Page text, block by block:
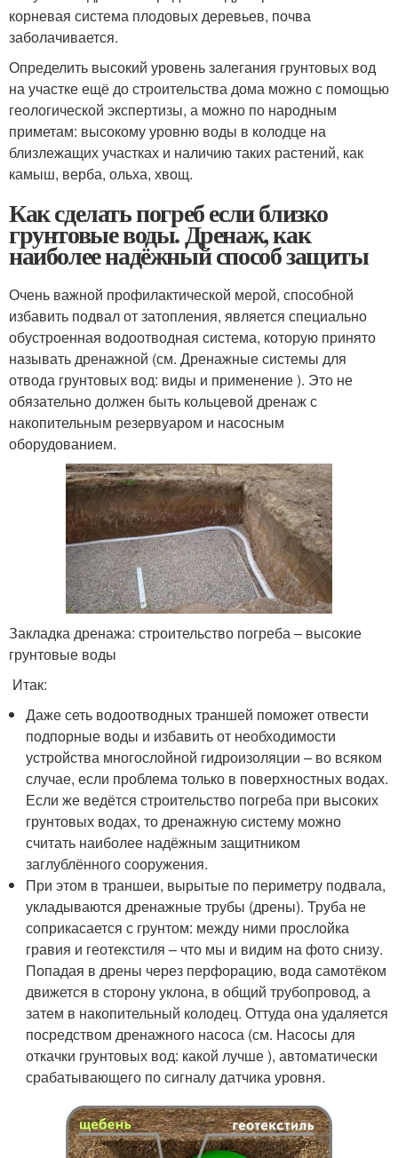
корневая система плодовых деревьев, почва
заболачивается.
Определить высокий уровень залегания грунтовых вод
на участке ещё до строительства дома можно с помощью
геологической экспертизы, а можно по народным
приметам: высокому уровню воды в колодце на
близлежащих участках и наличию таких растений, как
камыш, верба, ольха, хвощ.
Как сделать погреб если близко
грунтовые воды. Дренаж, как
наиболее надёжный способ защиты
Очень важной профилактической мерой, способной
избавить подвал от затопления, является специально
обустроенная водоотводная система, которую принято
называть дренажной (см. Дренажные системы для
отвода грунтовых вод: виды и применение ). Это не
обязательно должен быть кольцевой дренаж с
накопительным резервуаром и насосным
оборудованием.
Закладка дренажа: строительство погреба – высокие
грунтовые воды
Итак:
Даже сеть водоотводных траншей поможет отвести
подпорные воды и избавить от необходимости
устройства многослойной гидроизоляции – во всяком
случае, если проблема только в поверхностных водах.
Если же ведётся строительство погреба при высоких
грунтовых водах, то дренажную систему можно
считать наиболее надёжным защитником
заглублённого сооружения.
При этом в траншеи, вырытые по периметру подвала,
укладываются дренажные трубы (дрены). Труба не
соприкасается с грунтом: между ними прослойка
гравия и геотекстиля – что мы и видим на фото снизу.
Попадая в дрены через перфорацию, вода самотёком
движется в сторону уклона, в общий трубопровод, а
затем в накопительный колодец. Оттуда она удаляется
посредством дренажного насоса (см. Насосы для
откачки грунтовых вод: какой лучше ), автоматически
срабатывающего по сигналу датчика уровня.